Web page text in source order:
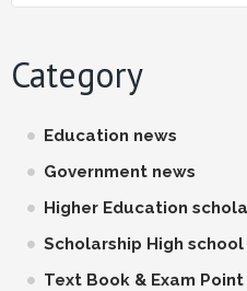
Category
Education news
Government news
Higher Education
Scholarship High school
Text Book & Exam Point